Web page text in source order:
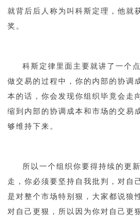
就背后后人称为叫科斯定理，他就
奖。
科斯定律里面主要就讲了一个
做交易的过程中，你的内部的协调
本的话，你会发现你组织毕竟会走
缩到内部的协调成本和市场的交易
够维持下来。
所以一个组织你要得持续的更
走，你必须要坚持自我批判，对自
是对整个市场特别狠，大家都说狼
对自己更狠，所以因为你对自己更